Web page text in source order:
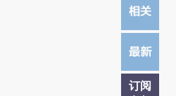
订阅